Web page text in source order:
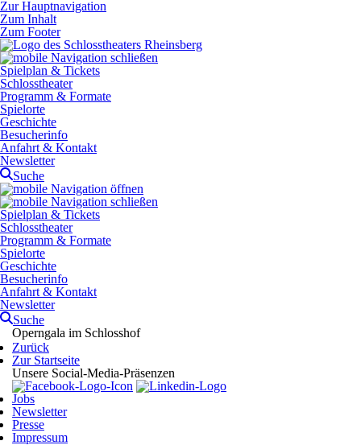
Zur Hauptnavigation
Zum Inhalt
Zum Footer
Spielplan & Tickets
Schlosstheater
Programm & Formate
Spielorte
Geschichte
Besucherinfo
Anfahrt & Kontakt
Newsletter
Suche
Spielplan & Tickets
Schlosstheater
Programm & Formate
Spielorte
Geschichte
Besucherinfo
Anfahrt & Kontakt
Newsletter
Suche
Operngala im Schlosshof
Zurück
Zur Startseite
Unsere Social-Media-Präsenzen
Jobs
Newsletter
Presse
Impressum